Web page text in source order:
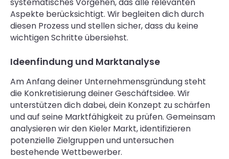
Aspekte berücksichtigt. Wir begleiten dich durch
diesen Prozess und stellen sicher, dass du keine
wichtigen Schritte übersiehst.
Ideenfindung und Marktanalyse
Am Anfang deiner Unternehmensgründung steht
die Konkretisierung deiner Geschäftsidee. Wir
unterstützen dich dabei, dein Konzept zu schärfen
und auf seine Marktfähigkeit zu prüfen. Gemeinsam
analysieren wir den Kieler Markt, identifizieren
potenzielle Zielgruppen und untersuchen
bestehende Wettbewerber.